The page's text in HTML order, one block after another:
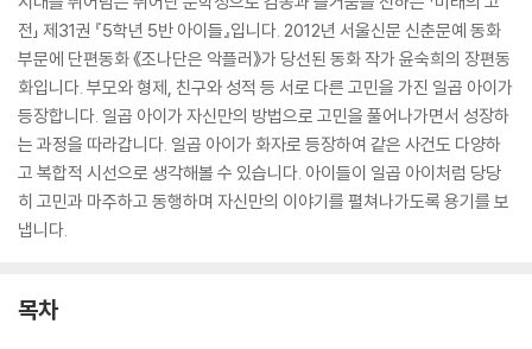
전」 제31권 『5학년 5반 아이들』입니다. 2012년 서울신문 신춘문예 동화
부문에 단편동화 《조나단은 악플러》가 당선된 동화 작가 윤숙희의 장편동
화입니다. 부모와 형제, 친구와 성적 등 서로 다른 고민을 가진 일곱 아이가
등장합니다. 일곱 아이가 자신만의 방법으로 고민을 풀어나가면서 성장하
는 과정을 따라갑니다. 일곱 아이가 화자로 등장하여 같은 사건도 다양하
고 복합적 시선으로 생각해볼 수 있습니다. 아이들이 일곱 아이처럼 당당
히 고민과 마주하고 동행하며 자신만의 이야기를 펼쳐나가도록 용기를 보
냅니다.
목차